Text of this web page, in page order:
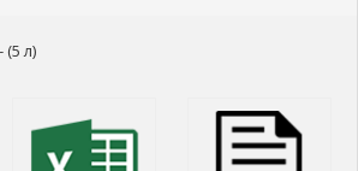
(5 л)